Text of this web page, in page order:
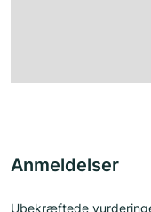
Anmeldelser
Ubekræftede